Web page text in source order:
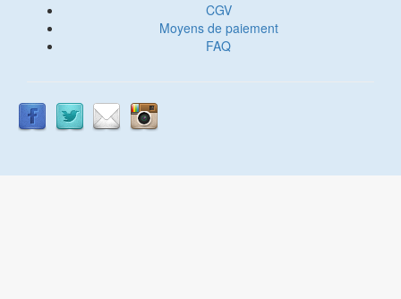
CGV
Moyens de paiement
FAQ